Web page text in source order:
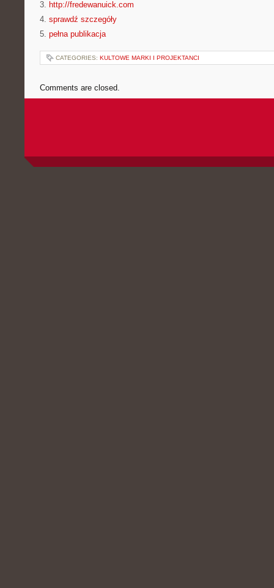
3. http://fredewanuick.com
4. sprawdź szczegóły
5. pełna publikacja
CATEGORIES: KULTOWE MARKI I PROJEKTANCI
Comments are closed.